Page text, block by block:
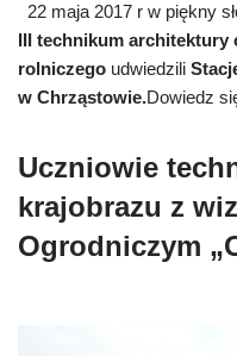
22 maja 2017 r w piękny
III technikum architektury
rolniczego udwiedzili
w Chrząstowie.Dowiedz
Uczniowie
krajobrazu z
Ogrodniczym